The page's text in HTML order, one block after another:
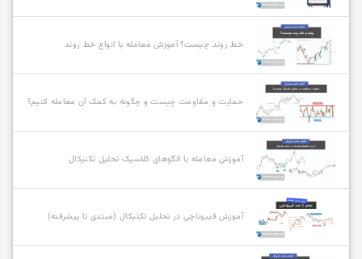
خط روند چیست؟ آموزش معامله با انواع خط روند
حمایت و مقاومت چیست و چگونه به کمک آن معامله کنیم؟
آموزش معامله با الگوهای کلاسیک تحلیل تکنیکال
آموزش فیبوناچی در تحلیل تکنیکال (مبتدی تا پیشرفته)